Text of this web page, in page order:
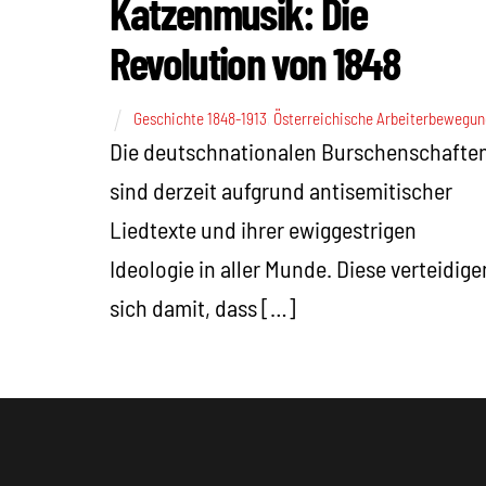
Katzenmusik: Die
Revolution von 1848
Geschichte 1848-1913 Österreichische
Die deutschnationalen
sind derzeit aufgrund antisemitischer
Liedtexte und ihrer ewiggestrigen
Ideologie in aller Munde. Diese
sich damit, dass […]